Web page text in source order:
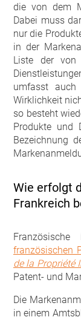
die von dem
Dabei muss
nur die
in der
Liste der von
umfasst auch
Wirklichkeit
so besteht
Produkte und
Bezeichnung
Wie erfolgt
Frankreich
französischen
de la Propriété
Patent- und
Die
in einem